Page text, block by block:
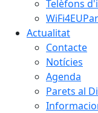
Telèfons
Actualitat
Contacte
Notícies
Agenda
Parets al